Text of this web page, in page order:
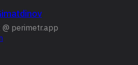
@ perimetr.app